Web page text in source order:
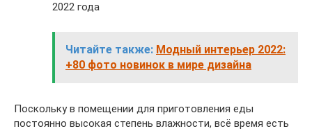
2022 года
Читайте также: Модный интерьер 2022:
+80 фото новинок в мире дизайна
Поскольку в помещении для приготовления еды
постоянно высокая степень влажности, всё время есть